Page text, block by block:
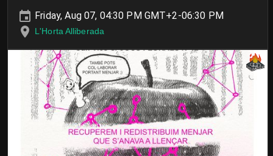
Friday, Aug 07, 04:30 PM GMT+2-06:30 PM
L'Horta Alliberada